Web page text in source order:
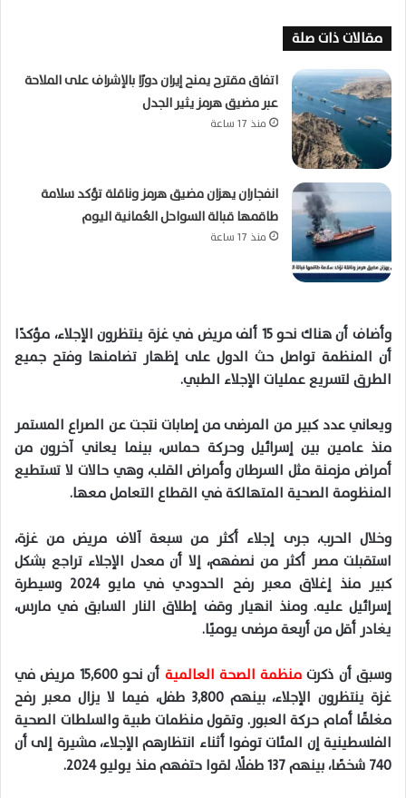
مقالات ذات صلة
اتفاق مقترح يمنح إيران دورًا بالإشراف على الملاحة
عبر مضيق هرمز يثير الجدل
منذ 17 ساعة
انفجاران يهزان مضيق هرمز وناقلة تؤكد سلامة
طاقمها قبالة السواحل العُمانية اليوم
منذ 17 ساعة
وأضاف أن هناك نحو15 ألف مريض في غزة ينتظرون الإجلاء، مؤكدًا
أن المنظمة تواصل حث الدول على إظهار تضامنها وفتح جميع
الطرق لتسريع عمليات الإجلاء الطبي.
ويعاني عدد كبير من المرضى من إصابات نتجت عن الصراع المستمر
منذ عامين بين إسرائيل وحركة حماس، بينما يعاني آخرون من
أمراض مزمنة مثل السرطان وأمراض القلب، وهي حالات لا تستطيع
المنظومة الصحية المتهالكة في القطاع التعامل معها.
وخلال الحرب، جرى إجلاء أكثر من سبعة آلاف مريض من غزة،
استقبلت مصر أكثر من نصفهم، إلا أن معدل الإجلاء تراجع بشكل
كبير منذ إغلاق معبر رفح الحدودي في مايو2024 وسيطرة
إسرائيل عليه. ومنذ انهيار وقف إطلاق النار السابق في مارس،
يغادر أقل من أربعة مرضى يوميًا.
وسبق أن ذكرتمنظمة الصحة العالمية أن نحو15,600 مريض في
غزة ينتظرون الإجلاء، بينهم3,800 طفل، فيما لا يزال معبر رفح
مغلقًا أمام حركة العبور. وتقول منظمات طبية والسلطات الصحية
الفلسطينية إن المئات توفوا أثناء انتظارهم الإجلاء، مشيرة إلى أن
740 شخصًا، بينهم137طفلًا، لقوا حتفهم منذ يوليو2024
.